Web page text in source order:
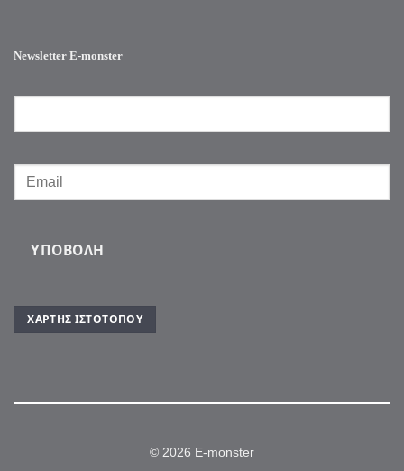
Newsletter E-monster
ΥΠΟΒΟΛΉ
ΧΆΡΤΗΣ ΙΣΤΌΤΟΠΟΥ
© 2026 E-monster